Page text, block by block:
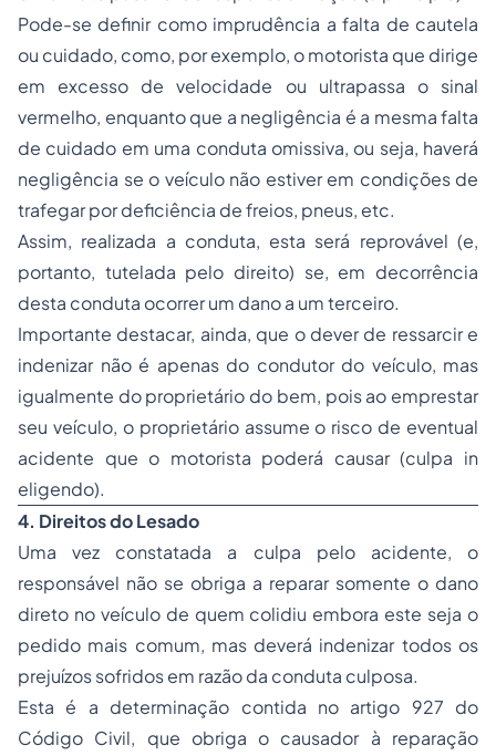
Pode-se definir como imprudência a falta de cautela
ou cuidado, como, por exemplo, o motorista que dirige
em excesso de velocidade ou ultrapassa o sinal
vermelho, enquanto que a negligência é a mesma falta
de cuidado em uma conduta omissiva, ou seja, haverá
negligência se o veículo não estiver em condições de
trafegar por deficiência de freios, pneus, etc.
Assim, realizada a conduta, esta será reprovável (e,
portanto, tutelada pelo direito) se, em decorrência
desta conduta ocorrer um dano a um terceiro.
Importante destacar, ainda, que o dever de ressarcir e
indenizar não é apenas do condutor do veículo, mas
igualmente do proprietário do bem, pois ao emprestar
seu veículo, o proprietário assume o risco de eventual
acidente que o motorista poderá causar (culpa in
eligendo).
4. Direitos do Lesado
Uma vez constatada a culpa pelo acidente, o
responsável não se obriga a reparar somente o dano
direto no veículo de quem colidiu embora este seja o
pedido mais comum, mas deverá indenizar todos os
prejuízos sofridos em razão da conduta culposa.
Esta é a determinação contida no artigo 927 do
Código Civil, que obriga o causador à reparação